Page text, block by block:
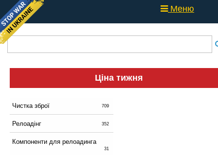
Меню
Ціна тижня
Чистка зброї 709
Релоадінг 352
Компоненти для релоадинга
31